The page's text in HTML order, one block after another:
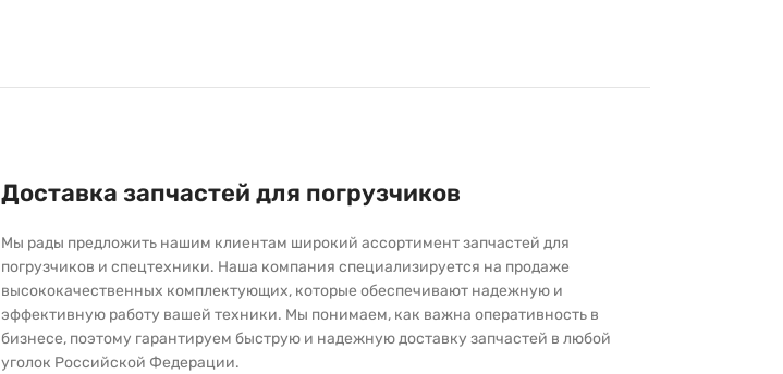
Доставка запчастей для погрузчиков
Мы рады предложить нашим клиентам широкий ассортимент запчастей для
погрузчиков и спецтехники. Наша компания специализируется на продаже
высококачественных комплектующих, которые обеспечивают надежную и
эффективную работу вашей техники. Мы понимаем, как важна оперативность в
бизнесе, поэтому гарантируем быструю и надежную доставку запчастей в любой
уголок Российской Федерации.